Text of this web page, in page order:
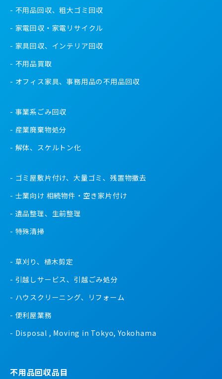
不用品回収、粗大ゴミ回収
家電回収・家電リサイクル
家具回収、インテリア回収
不用品買取
オフィス家具、事務用品の不用品回収
事業系ごみ回収
産業廃棄物処分
解体、スケルトン化
ゴミ屋敷片付け、大量ゴミ、残置物撤去
士業向け 相続物件・空き家片付け
遺品整理、生前整理
特殊清掃
草刈り、植木剪定
引越しサービス、引越ごみ処分
ハウスクリーニング、リフォーム
便利屋業務
Disposal , Moving in Tokyo, Yokohama
不用品回収品目